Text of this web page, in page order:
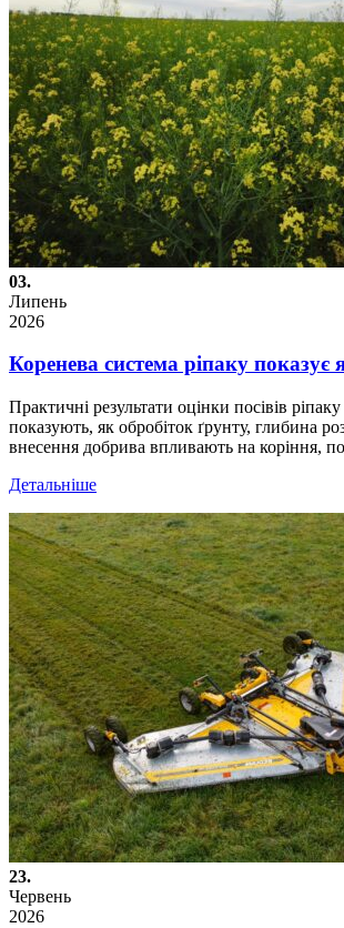
03.
Липень
2026
Коренева система ріпаку показує
Практичні результати оцінки посівів
показують, як обробіток ґрунту, глибина
внесення добрива впливають на коріння,
Детальніше
23.
Червень
2026